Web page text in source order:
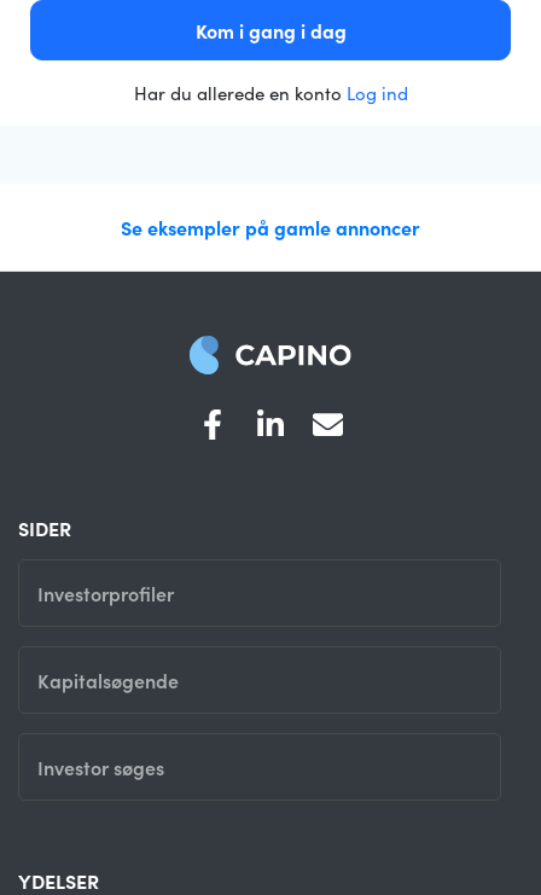
Kom i gang i dag
Har du allerede en konto Log ind
Se eksempler på gamle annoncer
SIDER
Investorprofiler
Kapitalsøgende
Investor søges
YDELSER